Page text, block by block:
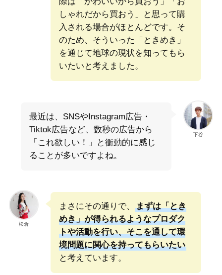
しゃれだから買おう」と思って購
入される場合がほとんどです。そ
のため、そういった「ときめき」
を通じて地球の現状を知ってもら
いたいと考えました。
下谷
最近は、SNSやInstagram広告・
Tiktok広告など、数秒の広告から
「これ欲しい！」と衝動的に感じ
ることが多いですよね。
松倉
まさにその通りで、
まずは「とき
めき」が得られるようなプロダク
トや活動を行い、そこを通して環
境問題に関心を持ってもらいたい
と考えています。